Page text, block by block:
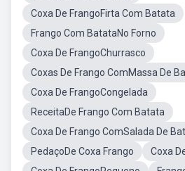
Coxa De FrangoFirta Com Batata
Frango Com BatataNo Forno
Coxa De FrangoChurrasco
Coxas De Frango ComMassa De
Coxa De FrangoCongelada
ReceitaDe Frango Com Batata
Coxa De Frango ComSalada De
PedaçoDe Coxa Frango
Coxa